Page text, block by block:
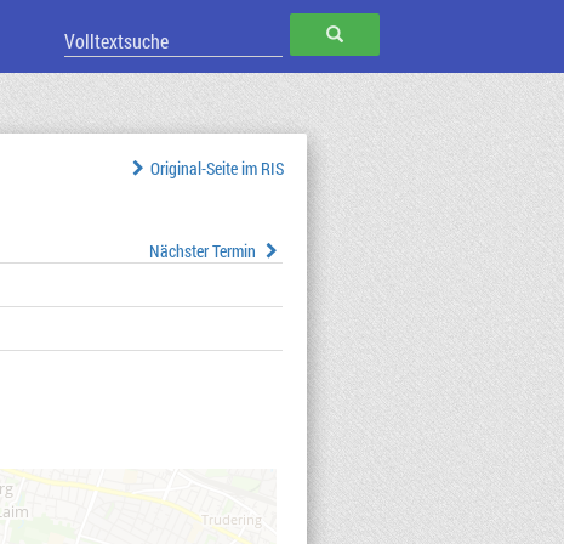
SUCHEN
Original-Seite im RIS
Nächster Termin